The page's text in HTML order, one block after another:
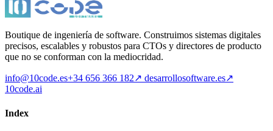
Boutique de ingeniería de software. Construimos sistemas digitales
precisos, escalables y robustos para CTOs y directores de producto
que no se conforman con la mediocridad.
info@10code.es+34 656 366 182↗ desarrollosoftware.es↗
10code.ai
Index